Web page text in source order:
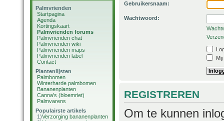
Palmvrienden
Startpagina
Agenda
Kortingskaart
Palmvrienden forums
Palmvrienden chat
Palmvrienden wiki
Palmvrienden maps
Palmvrienden label
Contact
Plantenlijsten
Palmbomen
Winterharde palmbomen
Bananenplanten
Canna's (bloemriet)
Palmvarens
Populairste artikels
1)Verzorging bananenplanten
Gebruikersnaam:
Wachtwoord:
REGISTREREN
Om te kunnen